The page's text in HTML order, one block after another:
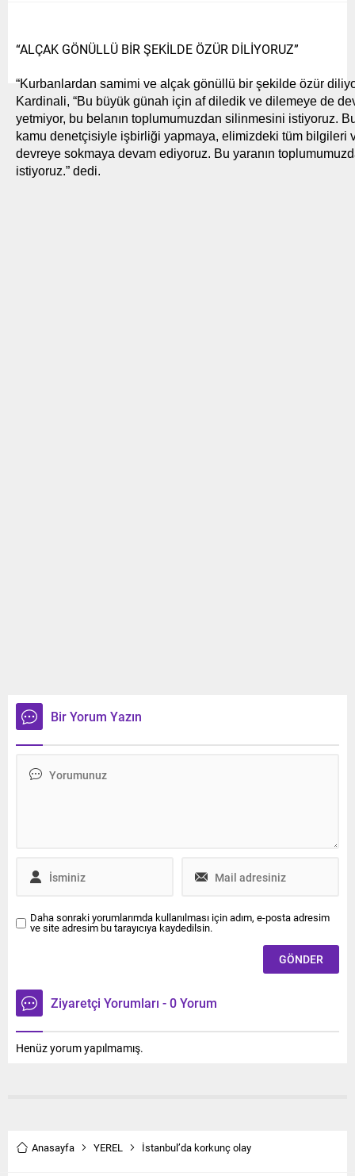
“ALÇAK GÖNÜLLÜ BİR ŞEKİLDE ÖZÜR DİLİYORUZ”
“Kurbanlardan samimi ve alçak gönüllü bir şekilde özür
Kardinali, “Bu büyük günah için af diledik ve dilemeye de
yetmiyor, bu belanın toplumumuzdan silinmesini istiyoruz.
kamu denetçisiyle işbirliği yapmaya, elimizdeki tüm bilgileri
devreye sokmaya devam ediyoruz. Bu yaranın
istiyoruz.” dedi.
Bir Yorum Yazın
Daha sonraki yorumlarımda kullanılması için adım, e-posta adresim
ve site adresim bu tarayıcıya kaydedilsin.
Ziyaretçi Yorumları - 0 Yorum
Henüz yorum yapılmamış.
Anasayfa YEREL İstanbul’da korkunç olay